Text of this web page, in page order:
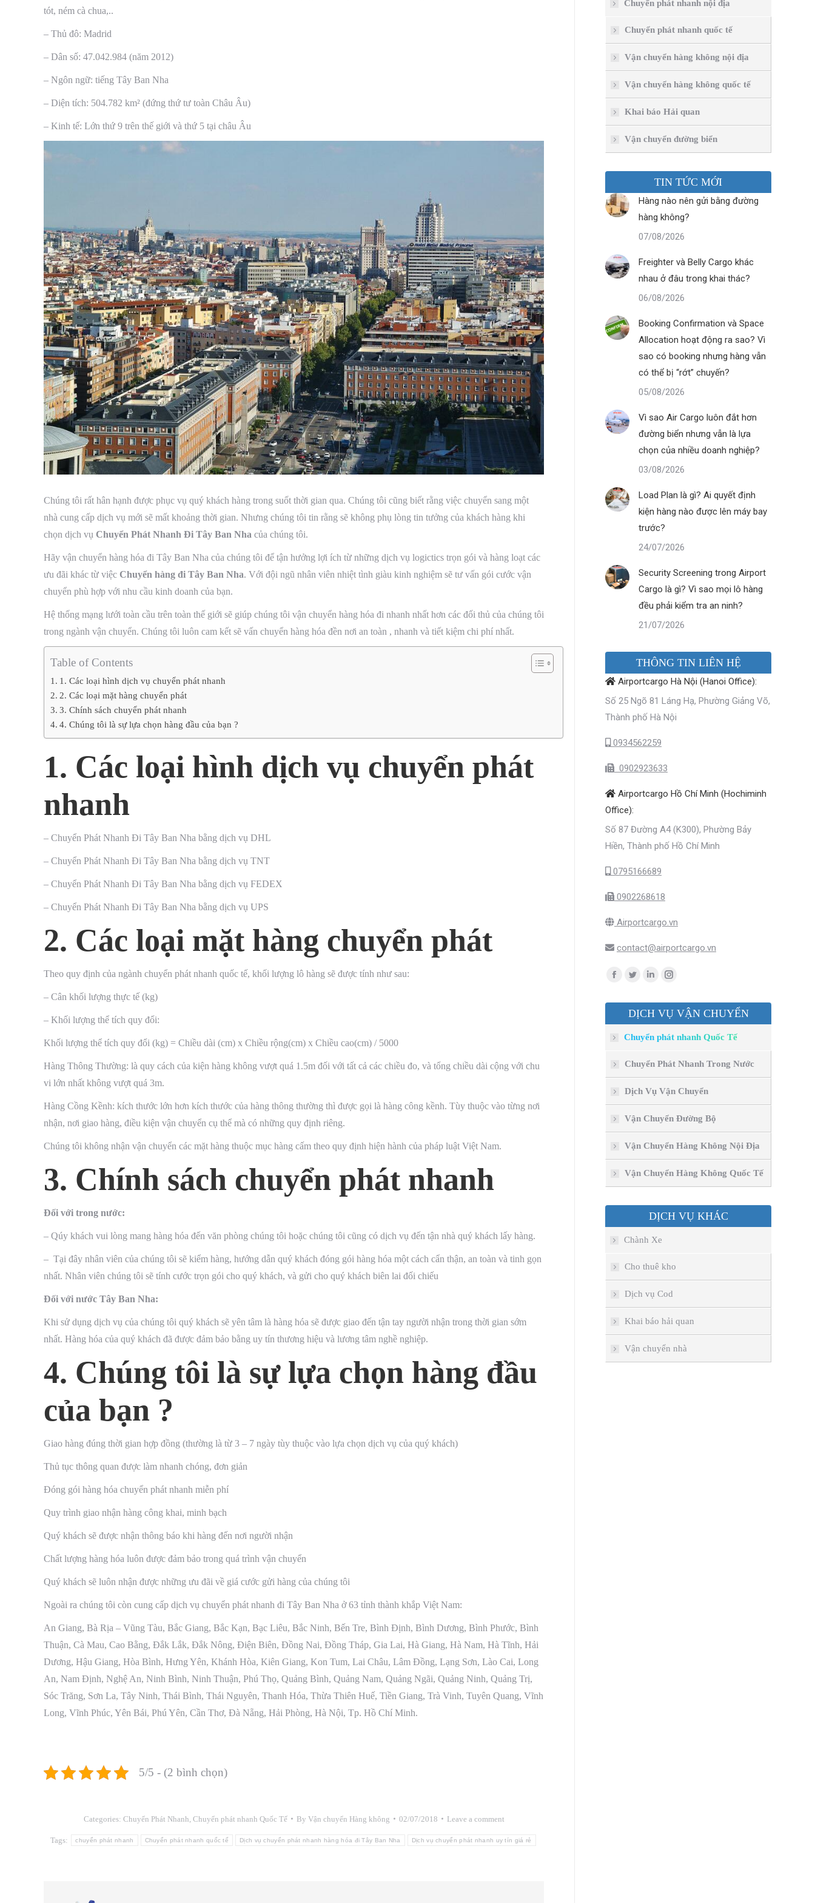
tót, ném cà chua,..
– Thủ đô: Madrid
– Dân số: 47.042.984 (năm 2012)
– Ngôn ngữ: tiếng Tây Ban Nha
– Diện tích: 504.782 km² (đứng thứ tư toàn Châu Âu)
– Kinh tế: Lớn thứ 9 trên thế giới và thứ 5 tại châu Âu
Chúng tôi rất hân hạnh được phục vụ quý khách hàng trong suốt thời gian qua. Chúng tôi cũng biết rằng việc chuyển sang một
nhà cung cấp dịch vụ mới sẽ mất khoảng thời gian. Nhưng chúng tôi tin rằng sẽ không phụ lòng tin tưởng của khách hàng khi
chọn dịch vụ Chuyển Phát Nhanh Đi Tây Ban Nha của chúng tôi.
Hãy vận chuyển hàng hóa đi Tây Ban Nha của chúng tôi để tận hưởng lợi ích từ những dịch vụ logictics trọn gói và hàng loạt các
ưu đãi khác từ việc Chuyển hàng đi Tây Ban Nha. Với đội ngũ nhân viên nhiệt tình giàu kinh nghiệm sẽ tư vấn gói cước vận
chuyển phù hợp với nhu cầu kinh doanh của bạn.
Hệ thống mạng lưới toàn cầu trên toàn thế giới sẽ giúp chúng tôi vận chuyển hàng hóa đi nhanh nhất hơn các đối thủ của chúng tôi
trong ngành vận chuyển. Chúng tôi luôn cam kết sẽ vấn chuyển hàng hóa đền nơi an toàn , nhanh và tiết kiệm chi phí nhất.
Table of Contents
1. Các loại hình dịch vụ chuyển phát nhanh
2. Các loại mặt hàng chuyển phát
3. Chính sách chuyển phát nhanh
4. Chúng tôi là sự lựa chọn hàng đầu của bạn ?
1. Các loại hình dịch vụ chuyển phát
nhanh
– Chuyển Phát Nhanh Đi Tây Ban Nha bằng dịch vụ DHL
– Chuyển Phát Nhanh Đi Tây Ban Nha bằng dịch vụ TNT
– Chuyển Phát Nhanh Đi Tây Ban Nha bằng dịch vụ FEDEX
– Chuyển Phát Nhanh Đi Tây Ban Nha bằng dịch vụ UPS
2. Các loại mặt hàng chuyển phát
Theo quy định của ngành chuyển phát nhanh quốc tế, khối lượng lô hàng sẽ được tính như sau:
– Cân khối lượng thực tế (kg)
– Khối lượng thể tích quy đổi:
Khối lượng thể tích quy đổi (kg) = Chiều dài (cm) x Chiều rộng(cm) x Chiều cao(cm) / 5000
Hàng Thông Thường: là quy cách của kiện hàng không vượt quá 1.5m đối với tất cả các chiều đo, và tổng chiều dài cộng với chu
vi lớn nhất không vượt quá 3m.
Hàng Cồng Kềnh: kích thước lớn hơn kích thước của hàng thông thường thì được gọi là hàng công kềnh. Tùy thuộc vào từng nơi
nhận, nơi giao hàng, điều kiện vận chuyển cụ thể mà có những quy định riêng.
Chúng tôi không nhận vận chuyển các mặt hàng thuộc mục hàng cấm theo quy định hiện hành của pháp luật Việt Nam.
3. Chính sách chuyển phát nhanh
Đối với trong nước:
– Qúy khách vui lòng mang hàng hóa đến văn phòng chúng tôi hoặc chúng tôi cũng có dịch vụ đến tận nhà quý khách lấy hàng.
– Tại đây nhân viên của chúng tôi sẽ kiểm hàng, hướng dẫn quý khách đóng gói hàng hóa một cách cẩn thận, an toàn và tinh gọn
nhất. Nhân viên chúng tôi sẽ tính cước trọn gói cho quý khách, và gửi cho quý khách biên lai đối chiếu
Đối với nước Tây Ban Nha:
Khi sử dụng dịch vụ của chúng tôi quý khách sẽ yên tâm là hàng hóa sẽ được giao đến tận tay người nhận trong thời gian sớm
nhất. Hàng hóa của quý khách đã được đảm bảo bằng uy tín thương hiệu và lương tâm nghề nghiệp.
4. Chúng tôi là sự lựa chọn hàng đầu
của bạn ?
Giao hàng đúng thời gian hợp đồng (thường là từ 3 – 7 ngày tùy thuộc vào lựa chọn dịch vụ của quý khách)
Thủ tục thông quan được làm nhanh chóng, đơn giản
Đóng gói hàng hóa chuyển phát nhanh miễn phí
Quy trình giao nhận hàng công khai, minh bạch
Quý khách sẽ được nhận thông báo khi hàng đến nơi người nhận
Chất lượng hàng hóa luôn được đảm bảo trong quá trình vận chuyển
Quý khách sẽ luôn nhận được những ưu đãi về giá cước gửi hàng của chúng tôi
Ngoài ra chúng tôi còn cung cấp dịch vụ chuyển phát nhanh đi Tây Ban Nha ở 63 tỉnh thành khắp Việt Nam:
An Giang, Bà Rịa – Vũng Tàu, Bắc Giang, Bắc Kạn, Bạc Liêu, Bắc Ninh, Bến Tre, Bình Định, Bình Dương, Bình Phước, Bình
Thuận, Cà Mau, Cao Bằng, Đắk Lắk, Đắk Nông, Điện Biên, Đồng Nai, Đồng Tháp, Gia Lai, Hà Giang, Hà Nam, Hà Tĩnh, Hải
Dương, Hậu Giang, Hòa Bình, Hưng Yên, Khánh Hòa, Kiên Giang, Kon Tum, Lai Châu, Lâm Đồng, Lạng Sơn, Lào Cai, Long
An, Nam Định, Nghệ An, Ninh Bình, Ninh Thuận, Phú Thọ, Quảng Bình, Quảng Nam, Quảng Ngãi, Quảng Ninh, Quảng Trị,
Sóc Trăng, Sơn La, Tây Ninh, Thái Bình, Thái Nguyên, Thanh Hóa, Thừa Thiên Huế, Tiền Giang, Trà Vinh, Tuyên Quang, Vĩnh
Long, Vĩnh Phúc, Yên Bái, Phú Yên, Cần Thơ, Đà Nẵng, Hải Phòng, Hà Nội, Tp. Hồ Chí Minh.
5/5 - (2 bình chọn)
Categories: Chuyển Phát Nhanh Chuyển phát nhanh Quốc Tế By Vận chuyển Hàng không 02/07/2018 Leave a comment
Tags: chuyển phát nhanh Chuyển phát nhanh quốc tế Dịch vụ chuyển phát nhanh hàng hóa đi Tây Ban Nha Dịch vụ chuyển phát nhanh uy tín giá rẻ
Chuyển phát nhanh nội địa
Chuyển phát nhanh quốc tế
Vận chuyển hàng không nội địa
Vận chuyển hàng không quốc tế
Khai báo Hải quan
Vận chuyển đường biển
TIN TỨC MỚI
Hàng nào nên gửi bằng đường
hàng không?
07/08/2026
Freighter và Belly Cargo khác
nhau ở đâu trong khai thác?
06/08/2026
Booking Confirmation và Space
Allocation hoạt động ra sao? Vì
sao có booking nhưng hàng vẫn
có thể bị “rớt” chuyến?
05/08/2026
Vì sao Air Cargo luôn đắt hơn
đường biển nhưng vẫn là lựa
chọn của nhiều doanh nghiệp?
03/08/2026
Load Plan là gì? Ai quyết định
kiện hàng nào được lên máy bay
trước?
24/07/2026
Security Screening trong Airport
Cargo là gì? Vì sao mọi lô hàng
đều phải kiểm tra an ninh?
21/07/2026
THÔNG TIN LIÊN HỆ
Airportcargo Hà Nội (Hanoi Office):
Số 25 Ngõ 81 Láng Hạ, Phường Giảng Võ,
Thành phố Hà Nội
0934562259
0902923633
Airportcargo Hồ Chí Minh (Hochiminh
Office):
Số 87 Đường A4 (K300), Phường Bảy
Hiền, Thành phố Hồ Chí Minh
0795166689
0902268618
Airportcargo.vn
contact@airportcargo.vn
Find us on:
Facebook
opens
window
Twitter
opens
new
window
Linkedin
opens
new
window
Instagram
opens
window
DỊCH VỤ VẬN CHUYỂN
Chuyển phát nhanh Quốc Tế
Chuyển Phát Nhanh Trong Nước
Dịch Vụ Vận Chuyển
Vận Chuyển Đường Bộ
Vận Chuyển Hàng Không Nội Địa
Vận Chuyển Hàng Không Quốc Tế
DỊCH VỤ KHÁC
Chành Xe
Cho thuê kho
Dịch vụ Cod
Khai báo hải quan
Vận chuyển nhà